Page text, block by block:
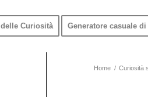
Curiosità Generatore casuale
Home / Curiosità